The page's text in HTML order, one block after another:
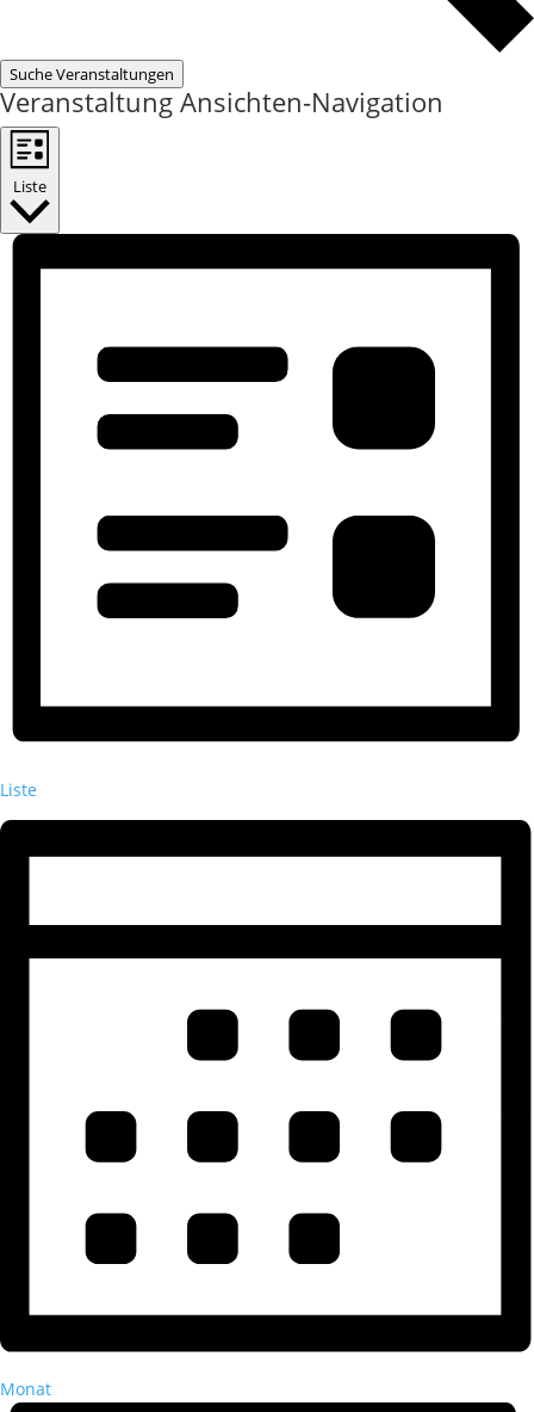
Suche Veranstaltungen
Veranstaltung Ansichten-Navigation
Liste
Liste
Monat